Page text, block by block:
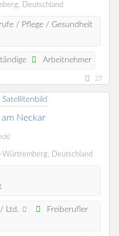
Deutschland
/ Pflege / Gesundheit
Arbeitnehmer
27
Neckar
Württemberg, Deutschland
Ltd.
Freiberufler